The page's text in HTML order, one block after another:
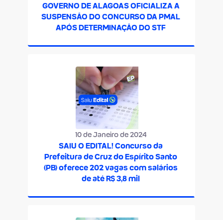
GOVERNO DE ALAGOAS OFICIALIZA A
SUSPENSÃO DO CONCURSO DA PMAL
APÓS DETERMINAÇÃO DO STF
10 de Janeiro de 2024
SAIU O EDITAL! Concurso da
Prefeitura de Cruz do Espírito Santo
(PB) oferece 202 vagas com salários
de até R$ 3,8 mil